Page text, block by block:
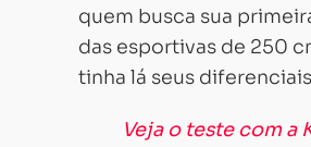
quem busca sua
das esportivas de 250
tinha lá seus
Veja o teste com a